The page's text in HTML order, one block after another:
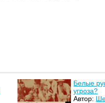
Белые
угроза?
Автор: